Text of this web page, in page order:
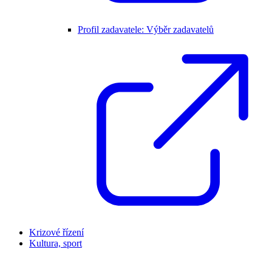
Profil zadavatele: Výběr zadavatelů
Krizové řízení
Kultura, sport